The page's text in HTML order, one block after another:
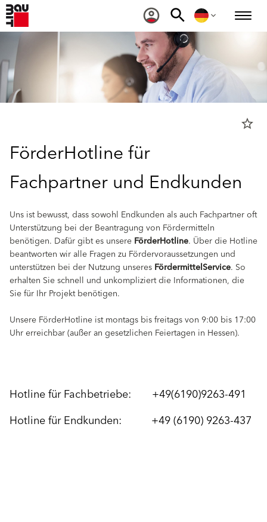
star_border
FörderHotline für
Fachpartner und Endkunden
Uns ist bewusst, dass sowohl Endkunden als auch Fachpartner oft
Unterstützung bei der Beantragung von Fördermitteln
benötigen. Dafür gibt es unsere FörderHotline. Über die Hotline
beantworten wir alle Fragen zu Fördervoraussetzungen und
unterstützen bei der Nutzung unseres FördermittelService. So
erhalten Sie schnell und unkompliziert die Informationen, die
Sie für Ihr Projekt benötigen.
Unsere FörderHotline ist montags bis freitags von 9:00 bis 17:00
Uhr erreichbar (außer an gesetzlichen Feiertagen in Hessen).
Hotline für Fachbetriebe: +49(6190)9263-491
Hotline für Endkunden: +49 (6190) 9263-437